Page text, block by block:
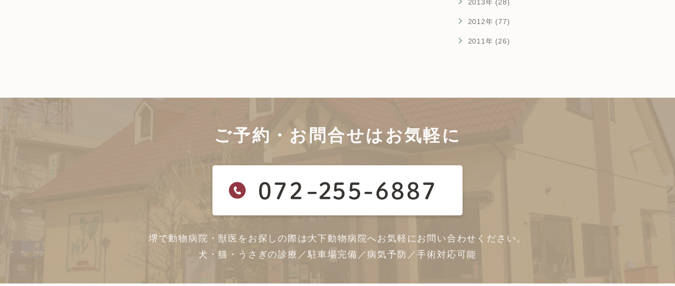
2013年 (28)
2012年 (77)
2011年 (26)
ご予約・お問合せは お気軽に
堺で動物病院・獣医をお探しの際は大下動物病院へお気軽にお問い合わせください。
犬・猫・うさぎの診療／駐車場完備／病気予防／手術対応可能